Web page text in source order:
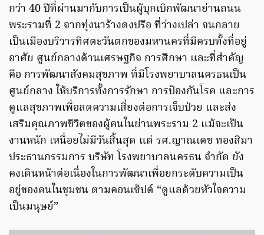
กว่า 40 ปีที่ผ่านมากับการเป็นผู้บุกเบิกพัฒนาย่านถนน
พระรามที่ 2 จากทุ่งนาร้างดงปรือ ที่ว่างเปล่า จนกลาย
เป็นเมืองบริวารทิศตะวันตกของมหานครที่มีครบทั้งที่อยู่
อาศัย ศูนย์กลางด้านเศรษฐกิจ การศึกษา และที่สำคัญ
คือ การพัฒนาสังคมสุขภาพ ที่มีโรงพยาบาลนครธนเป็น
ศูนย์กลาง ให้บริการทั้งการรักษา การป้องกันโรค และการ
ดูแลสุขภาพเพื่อลดความเสี่ยงต่อการเจ็บป่วย และส่ง
เสริมคุณภาพชีวิตของผู้คนในย่านพระราม 2 แม้จะเป็น
งานหนัก เหนื่อยไม่มีวันสิ้นสุด แต่ รศ.ญาณเดช ทองสิมา
ประธานกรรมการ บริษัท โรงพยาบาลนครธน จำกัด ยัง
คงเดินหน้าต่อเนื่องในการพัฒนาเพื่อยกระดับความเป็น
อยู่ของคนในชุมชน ตามคอนเซ็ปต์ “ดูแลด้วยหัวใจความ
เป็นมนุษย์”